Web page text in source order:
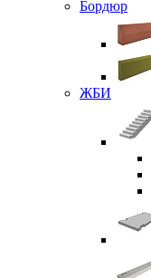
Бордюр
ЖБИ